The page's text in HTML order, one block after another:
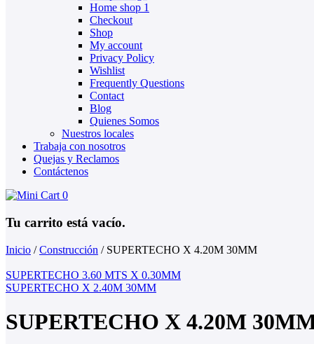
Home shop 1
Checkout
Shop
My account
Privacy Policy
Wishlist
Frequently Questions
Contact
Blog
Quienes Somos
Nuestros locales
Trabaja con nosotros
Quejas y Reclamos
Contáctenos
0
Tu carrito está vacío.
Inicio / Construcción /SUPERTECHO X 4.20M 30MM
SUPERTECHO 3.60 MTS X 0.30MM
SUPERTECHO X 2.40M 30MM
SUPERTECHO X 4.20M